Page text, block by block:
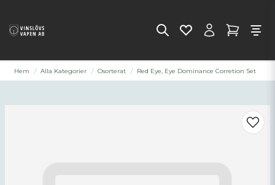
Hem Alla Kategorier Osorterat Red Eye, Eye Dominance Corretion Set